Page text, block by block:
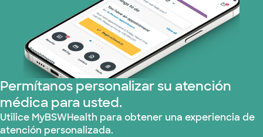
Imagine Health (1 planes)
Independent Medical Systems (1 plans)
Medicaid (1 planes)
Medicare (2 planes)
Permítanos personalizar su atención
médica para usted.
Utilice MyBSWHealth para obtener una experiencia de
atención personalizada.